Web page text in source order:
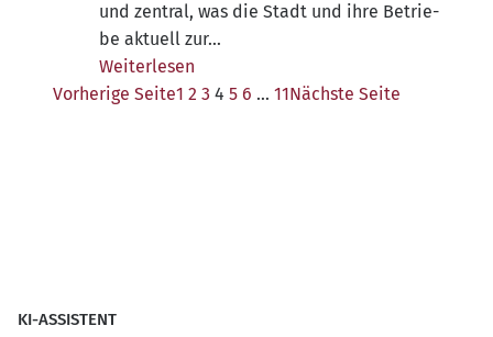
und zen­tral, was die Stadt und ihre Betrie­
be aktu­ell zur…
Wei­ter­le­sen
Vor­he­ri­ge Seite1 2 3 4 5 6 … 11Nächs­te Seite
KI-ASSISTENT